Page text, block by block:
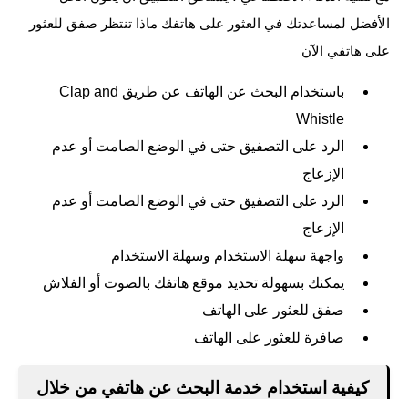
الأفضل لمساعدتك في العثور على هاتفك ماذا تنتظر صفق للعثور
على هاتفي الآن
باستخدام البحث عن الهاتف عن طريق Clap and
Whistle
الرد على التصفيق حتى في الوضع الصامت أو عدم
الإزعاج
الرد على التصفيق حتى في الوضع الصامت أو عدم
الإزعاج
واجهة سهلة الاستخدام وسهلة الاستخدام
يمكنك بسهولة تحديد موقع هاتفك بالصوت أو الفلاش
صفق للعثور على الهاتف
صافرة للعثور على الهاتف
كيفية استخدام خدمة البحث عن هاتفي من خلال